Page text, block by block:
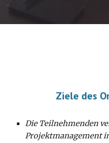
Ziele des
Die Teilnehmenden
Projektmanagement